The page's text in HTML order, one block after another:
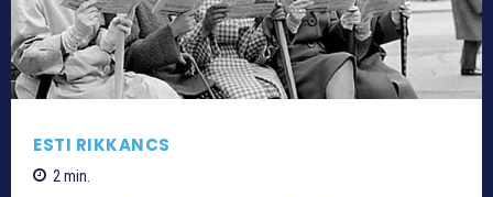
ESTI RIKKANCS
2min.